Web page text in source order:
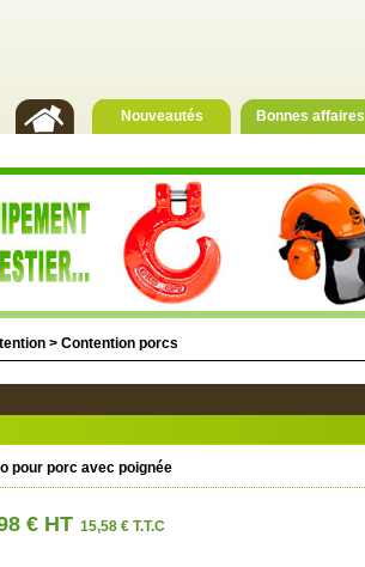
Nouveautés Bonnes affaires
> Contention porcs
pour porc avec poignée
€ HT 15,58 € T.T.C